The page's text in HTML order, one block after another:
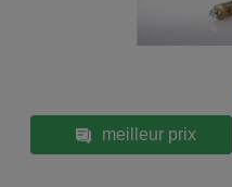
meilleur prix